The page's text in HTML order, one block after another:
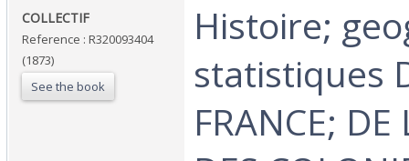
‎COLLECTIF‎
Reference : R320093404
(1873)
See the book
‎Histoire;
statistiques
FRANCE;